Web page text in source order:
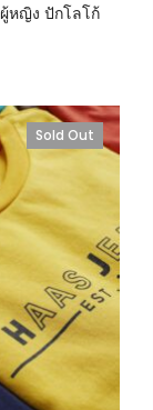
หญิง ปักโลโก้
Sold Out